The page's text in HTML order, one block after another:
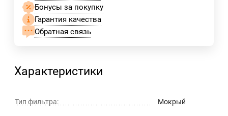
Бонусы за покупку
Гарантия качества
Обратная связь
Характеристики
Тип фильтра: Мокрый